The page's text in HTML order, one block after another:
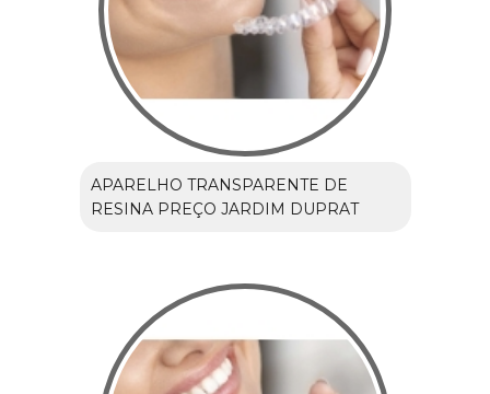
APARELHO TRANSPARENTE DE
RESINA PREÇO JARDIM DUPRAT